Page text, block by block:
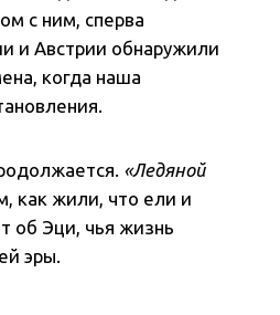
с ним, сперва
и Австрии обнаружили
когда наша
«Ледяной
как жили, что ели и
об Эци, чья жизнь
эры.